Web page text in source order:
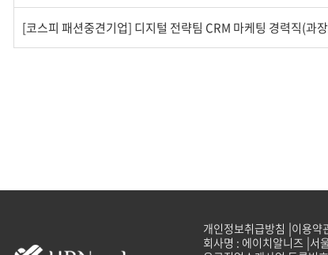
[코스피 패션중견기업] 디지털 전략팀 CRM 마케팅 경력직(과
개인정보취급방침 이용약
회사명 : 에이치알니즈 서